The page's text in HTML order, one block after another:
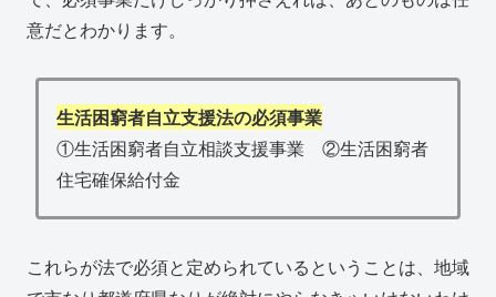
意だとわかります。
生活困窮者自立支援法の必須事業
①生活困窮者自立相談支援事業 ②生活困窮者
住宅確保給付金
これらが法で必須と定められているということは、地域